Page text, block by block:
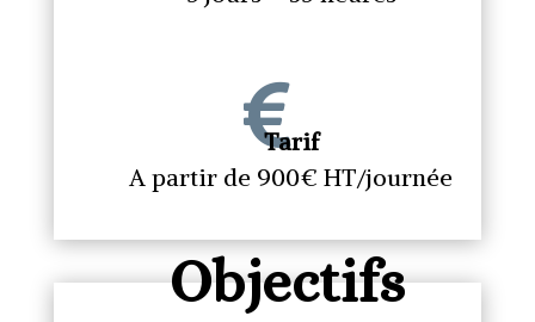

Tarif
A partir de 900€ HT/journée
Objectifs